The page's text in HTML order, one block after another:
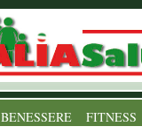
BENESSERE FITNESS